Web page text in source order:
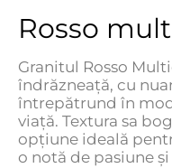
Rosso
Granitul Rosso
îndrăzneață, cu
întrepătrund în
viață. Textura sa
opțiune ideală
o notă de pasiune